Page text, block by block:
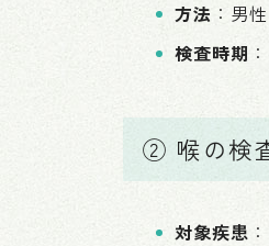
方法 ：男
検査時期
② 喉の検
対象疾患